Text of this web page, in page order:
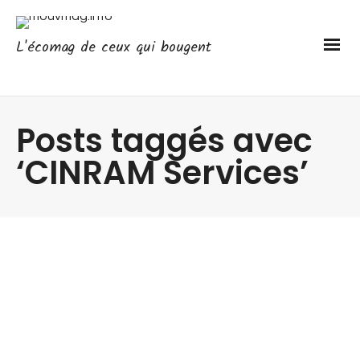
L'écomag de ceux qui bougent
Posts taggés avec
‘CINRAM Services’